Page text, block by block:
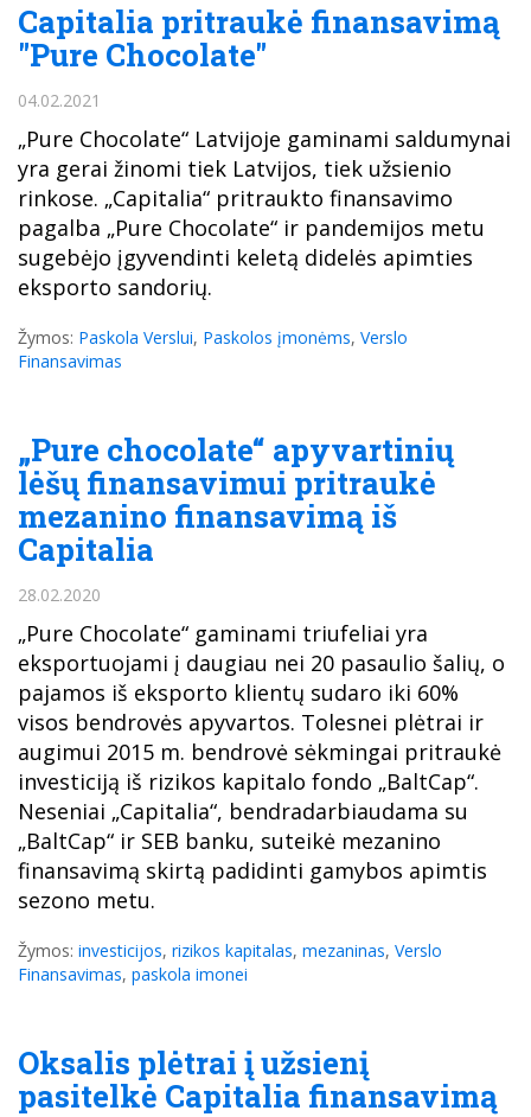
Capitalia pritraukė finansavimą
"Pure Chocolate"
04.02.2021
„Pure Chocolate“ Latvijoje gaminami saldumynai
yra gerai žinomi tiek Latvijos, tiek užsienio
rinkose. „Capitalia“ pritraukto finansavimo
pagalba „Pure Chocolate“ ir pandemijos metu
sugebėjo įgyvendinti keletą didelės apimties
eksporto sandorių.
Žymos: Paskola Verslui, Paskolos įmonėms, Verslo
Finansavimas
„Pure chocolate“ apyvartinių
lėšų finansavimui pritraukė
mezanino finansavimą iš
Capitalia
28.02.2020
„Pure Chocolate“ gaminami triufeliai yra
eksportuojami į daugiau nei 20 pasaulio šalių, o
pajamos iš eksporto klientų sudaro iki 60%
visos bendrovės apyvartos. Tolesnei plėtrai ir
augimui 2015 m. bendrovė sėkmingai pritraukė
investiciją iš rizikos kapitalo fondo „BaltCap“.
Neseniai „Capitalia“, bendradarbiaudama su
„BaltCap“ ir SEB banku, suteikė mezanino
finansavimą skirtą padidinti gamybos apimtis
sezono metu.
Žymos: investicijos, rizikos kapitalas, mezaninas, Verslo
Finansavimas, paskola imonei
Oksalis plėtrai į užsienį
pasitelkė Capitalia finansavimą